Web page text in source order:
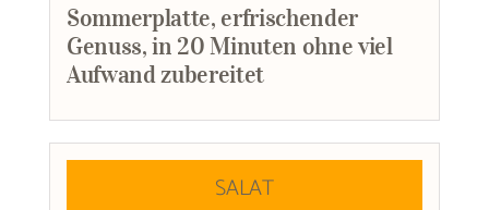
Sommerplatte, erfrischender
Genuss, in 20 Minuten ohne viel
Aufwand zubereitet
SALAT